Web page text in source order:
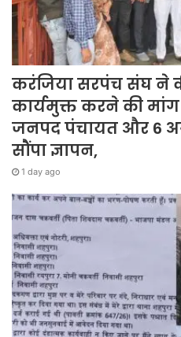
करंजिया सरपंच संघ ने
कार्यमुक्त करने की
जनपद पंचायत और 6
सौंपा ज्ञापन,
1 day ago